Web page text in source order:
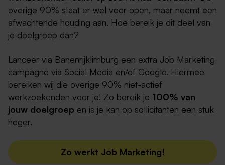
overige 90% staat er wel voor open, maar neemt een
afwachtende houding aan. Hoe bereik je dit deel van
je doelgroep dan?
Lanceer via Banenrijklimburg een extra Job Marketing
campagne via Social Media en/of Google. Hiermee
bereiken wij die overige 90% niet-actief
werkzoekenden voor je! Zo bereik je 100% van
jouw doelgroep en is je kan op sollicitanten een stuk
hoger.
Zo werkt Job Marketing!